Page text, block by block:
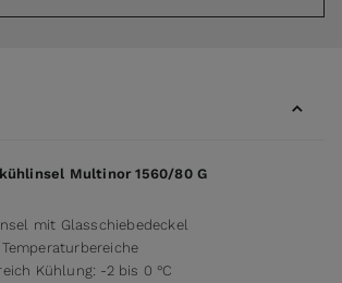
Multinor 1560/80 G
mit Glasschiebedeckel
Kühlung: -2 bis 0 °C